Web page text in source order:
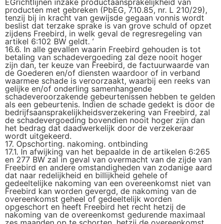
producten met gebreken (PbEG, 7.10.85, nr. L 210/29),
tenzij bij in kracht van gewijsde gegaan vonnis wordt
beslist dat terzake sprake is van grove schuld of opzet
zijdens Freebird, in welk geval de regresregeling van
artikel 6:102 BW geldt. ‘
16.6. In alle gevallen waarin Freebird gehouden is tot
betaling van schadevergoeding zal deze nooit hoger
zijn dan, ter keuze van Freebird, de factuurwaarde van
de Goederen en/of diensten waardoor of in verband
waarmee schade is veroorzaakt, waarbij een reeks van
gelijke en/of onderling samenhangende
schadeveroorzakende gebeurtenissen hebben te gelden
als een gebeurtenis. Indien de schade gedekt is door de
bedrijfsaansprakelijkheidsverzekering van Freebird, zal
de schadevergoeding bovendien nooit hoger zijn dan
het bedrag dat daadwerkelijk door de verzekeraar
wordt uitgekeerd.
17. Opschorting. nakoming. ontbinding
17.1. In afwijking van het bepaalde in de artikelen 6:265
en 277 BW zal in geval van overmacht van de zijde van
Freebird en andere omstandigheden van zodanige aard
dat naar redelijkheid en billijkheid gehele of
gedeeltelijke nakoming van een overeenkomst niet van
Freebird kan worden gevergd, de nakoming van de
overeenkomst geheel of gedeeltelijk worden
opgeschort en heeft Freebird het recht hetzij de
nakoming van de overeenkomst gedurende maximaal